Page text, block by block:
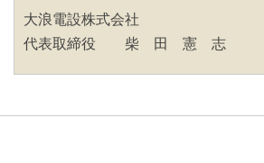
大浪電設株式会社
代表取締役 柴 田 憲 志